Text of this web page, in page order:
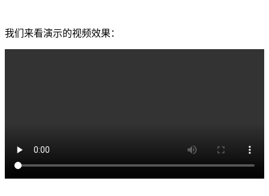
我们来看演示的视频效果：